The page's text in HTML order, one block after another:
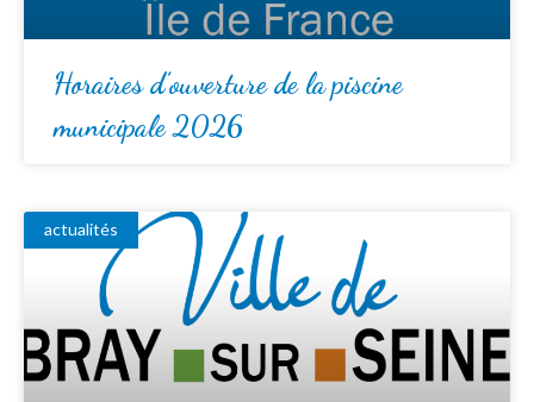
Horaires d’ouverture de la piscine
municipale 2026
actualités